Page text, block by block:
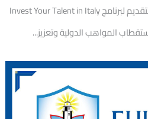
تعلن جامعة بورسعيد عن إتاحة التقديم لبرنامج Invest Your Talent in Italy